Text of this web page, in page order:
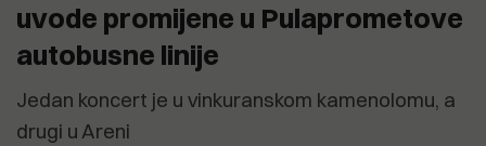
uvode promijene u Pulaprometove
autobusne linije
Jedan koncert je u vinkuranskom kamenolomu, a
drugi u Areni